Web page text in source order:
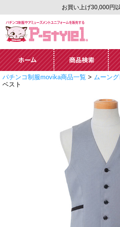
お買い上げ30,000円
ーズメントユニフォー
ム通販「P-style 1」.
ホーム 商品検索 マ
パチンコ制服movika商品一覧 > ムーング
ベスト